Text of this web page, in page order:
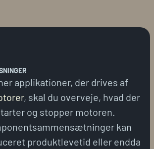
applikationer, der drives af
, skal du overveje, hvad der
og stopper motoren.
kan
produktlevetid eller endda